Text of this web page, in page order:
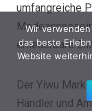
umfangreiche
erneuerbare
Der Yiwu
Händler und
Wir
das beste
Website